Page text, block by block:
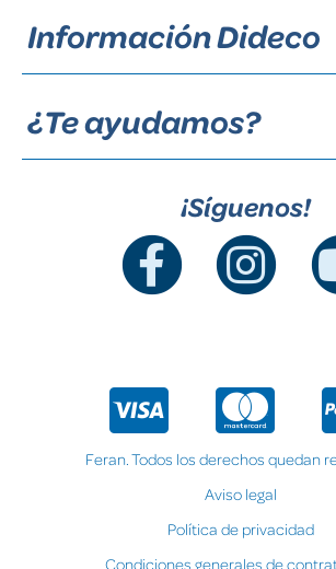
Información Dideco
¿Te ayudamos?
¡Síguenos!
Feran. Todos los derechos quedan
Aviso legal
Política de privacidad
Condiciones generales de